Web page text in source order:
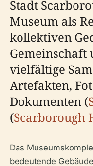
Stadt
Museum als
kollektiven
Gemeinschaft
vielfältige
Artefakten,
Dokumenten (
(Scarborough
Das
bedeutende